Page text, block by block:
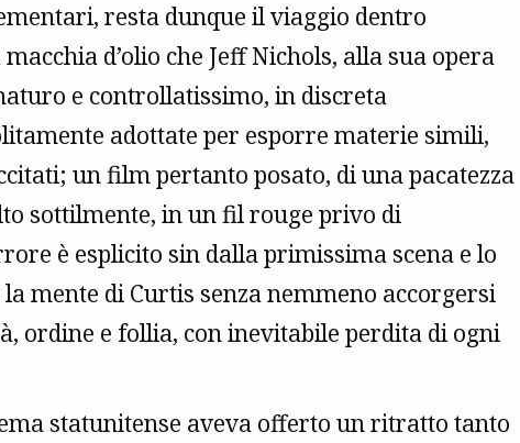
resta dunque il viaggio dentro
d’olio che Jeff Nichols, alla sua opera
e controllatissimo, in discreta
adottate per esporre materie simili,
un film pertanto posato, di una pacatezza
sottilmente, in un fil rouge privo di
è esplicito sin dalla primissima scena e lo
mente di Curtis senza nemmeno accorgersi
ordine e follia, con inevitabile perdita di ogni
statunitense aveva offerto un ritratto tanto